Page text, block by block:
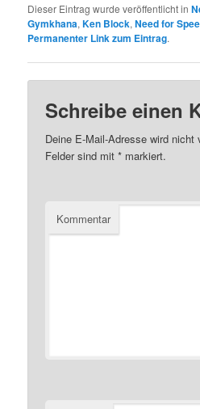
Dieser Eintrag wurde veröffentlicht in
Gymkhana,Ken Block,Need for
Permanenter Link zum Eintrag.
Schreibe einen
Deine E-Mail-Adresse wird nicht
Felder sind mit* markiert.
Kommentar